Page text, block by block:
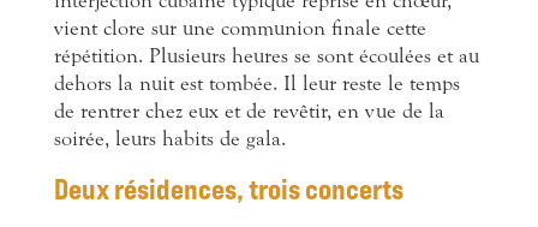
vient clore sur une communion finale cette
répétition. Plusieurs heures se sont écoulées et au
dehors la nuit est tombée. Il leur reste le temps
de rentrer chez eux et de revêtir, en vue de la
soirée, leurs habits de gala.
Deux résidences,trois concerts